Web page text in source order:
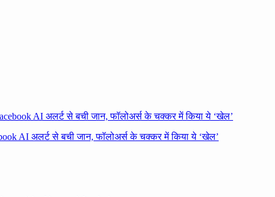
AI अलर्ट से बची जान, फॉलोअर्स के चक्कर में किया ये ‘खेल’